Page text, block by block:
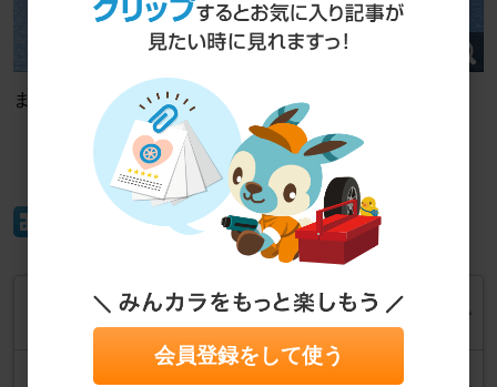
まあまあ削り取ったな
フロントバンパーどうする ①
2026年5月23日
会員登録をして使う